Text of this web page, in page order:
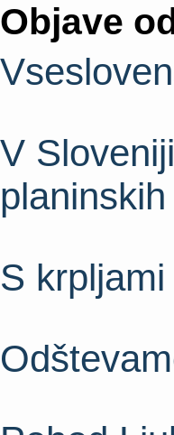
Objave
V
S